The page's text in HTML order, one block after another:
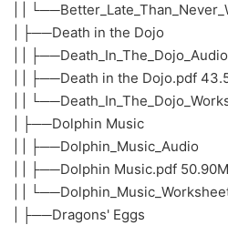
| |
| ├──Death in the Dojo
| | ├──Death_In_The_Dojo_Audio
| | ├──Death in the Dojo.pdf
| |
| ├──Dolphin Music
| | ├──Dolphin_Music_Audio
| | ├──Dolphin Music.pdf 50.90M
| |
| ├──Dragons' Eggs